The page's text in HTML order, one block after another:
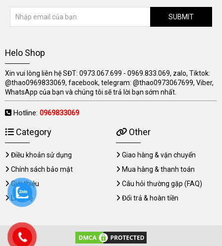
SUBMIT
Helo Shop
Xin vui lòng liên hệ SĐT: 0973.067.699 - 0969.833.069, zalo, Tiktok:
@thao0969833069, facebook, telegram: @thao0973067699, Viber,
WhatsApp của bạn và chúng tôi sẽ trả lời bạn sớm nhất.
Hotline: 0969833069
Category
Điều khoản sử dụng
Chính sách bảo mật
Giới thiệu
Liên hệ
Other
Giao hàng & vận chuyển
Mua hàng & thanh toán
Câu hỏi thường gặp (FAQ)
Đổi trả & hoàn tiền